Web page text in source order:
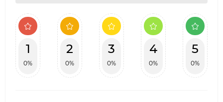
1
0%
2
0%
3
0%
4
0%
5
0%